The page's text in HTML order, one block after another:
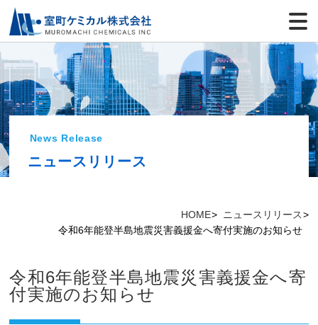
HOME
ニュースリリース
令和6年能登半島地震災害義援金へ寄付実施のお知らせ
News Release
ニュースリリース
令和6年能登半島地震災害義援金へ寄
付実施のお知らせ